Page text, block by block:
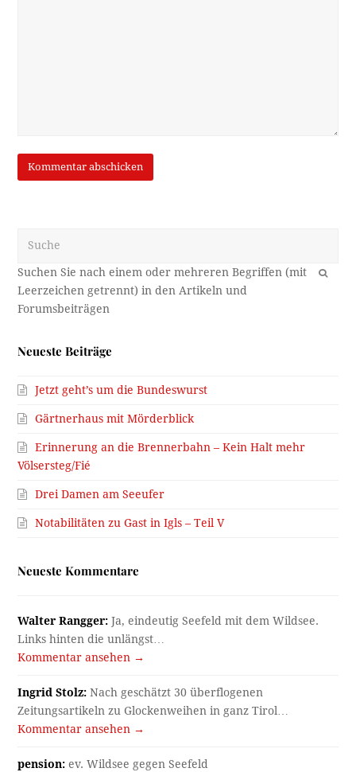
OK
Neueste Beiträge
Jetzt geht’s um die Bundeswurst
Gärtnerhaus mit Mörderblick
Erinnerung an die Brennerbahn – Kein Halt mehr
Völsersteg/Fié
Drei Damen am Seeufer
Notabilitäten zu Gast in Igls – Teil V
Neueste Kommentare
Walter Rangger: Ja, eindeutig Seefeld mit dem Wildsee.
Links hinten die unlängst…
Kommentar ansehen →
Ingrid Stolz: Nach geschätzt 30 überflogenen
Zeitungsartikeln zu Glockenweihen in ganz Tirol…
Kommentar ansehen →
pension: ev. Wildsee gegen Seefeld